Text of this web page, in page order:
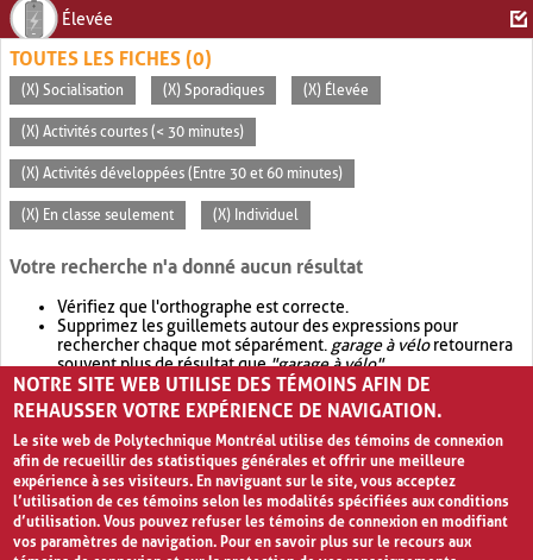
Élevée
TOUTES LES FICHES (0)
(X) Socialisation (X) Sporadiques (X) Élevée
(X) Activités courtes (< 30 minutes)
(X) Activités développées (Entre 30 et 60 minutes)
(X) En classe seulement (X) Individuel
Votre recherche n'a donné aucun résultat
Vérifiez que l'orthographe est correcte.
Supprimez les guillemets autour des expressions pour
rechercher chaque mot séparément. garage à véloretournera
souvent plus de résultat que"garage à vélo".
Envisagez d'élargir votre recherche avec OR.garage OR vélo
retournera souvent plus de résultat quegarage à vélo
NOTRE SITE WEB UTILISE DES TÉMOINS AFIN DE
REHAUSSER VOTRE EXPÉRIENCE DE NAVIGATION.
Le site web de Polytechnique Montréal utilise des témoins de connexion
afin de recueillir des statistiques générales et offrir une meilleure
expérience à ses visiteurs. En naviguant sur le site, vous acceptez
l’utilisation de ces témoins selon les modalités spécifiées aux conditions
d’utilisation. Vous pouvez refuser les témoins de connexion en modifiant
vos paramètres de navigation. Pour en savoir plus sur le recours aux